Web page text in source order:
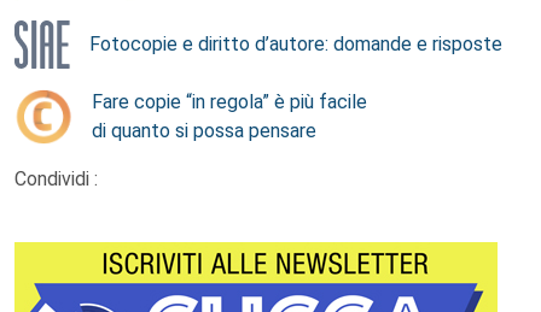
Fotocopie e diritto d’autore: domande e risposte
Fare copie “in regola” è più facile
di quanto si possa pensare
Condividi :